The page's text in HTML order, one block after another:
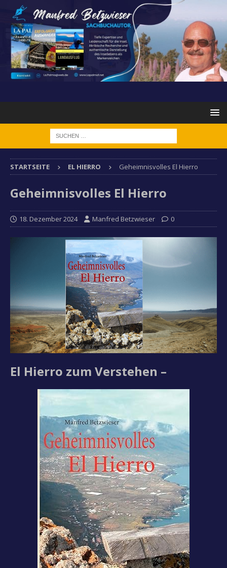
STARTSEITE EL HIERRO Geheimnisvolles El Hierro
Geheimnisvolles El Hierro
18. Dezember 2024 Manfred Betzwieser 0
El Hierro zum Verstehen –